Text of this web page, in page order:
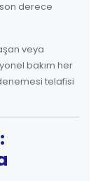
derece
veya
bakım her
telafisi